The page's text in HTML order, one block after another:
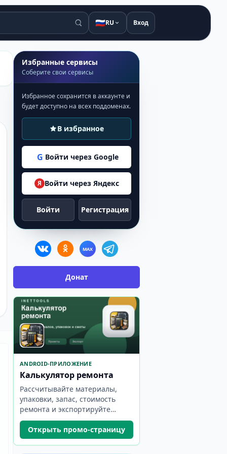
🇷🇺RU Вход
Избранные сервисы
Соберите свои сервисы
Избранное сохранится в аккаунте и
будет доступно на всех поддоменах.
В избранное
G Войти через Google
Я Войти через Яндекс
Войти Регистрация
MAX
Донат
ANDROID-ПРИЛОЖЕНИЕ
Калькулятор ремонта
Рассчитывайте материалы,
упаковки, запас, стоимость
ремонта и экспортируйте
смету.
Открыть промо-страницу